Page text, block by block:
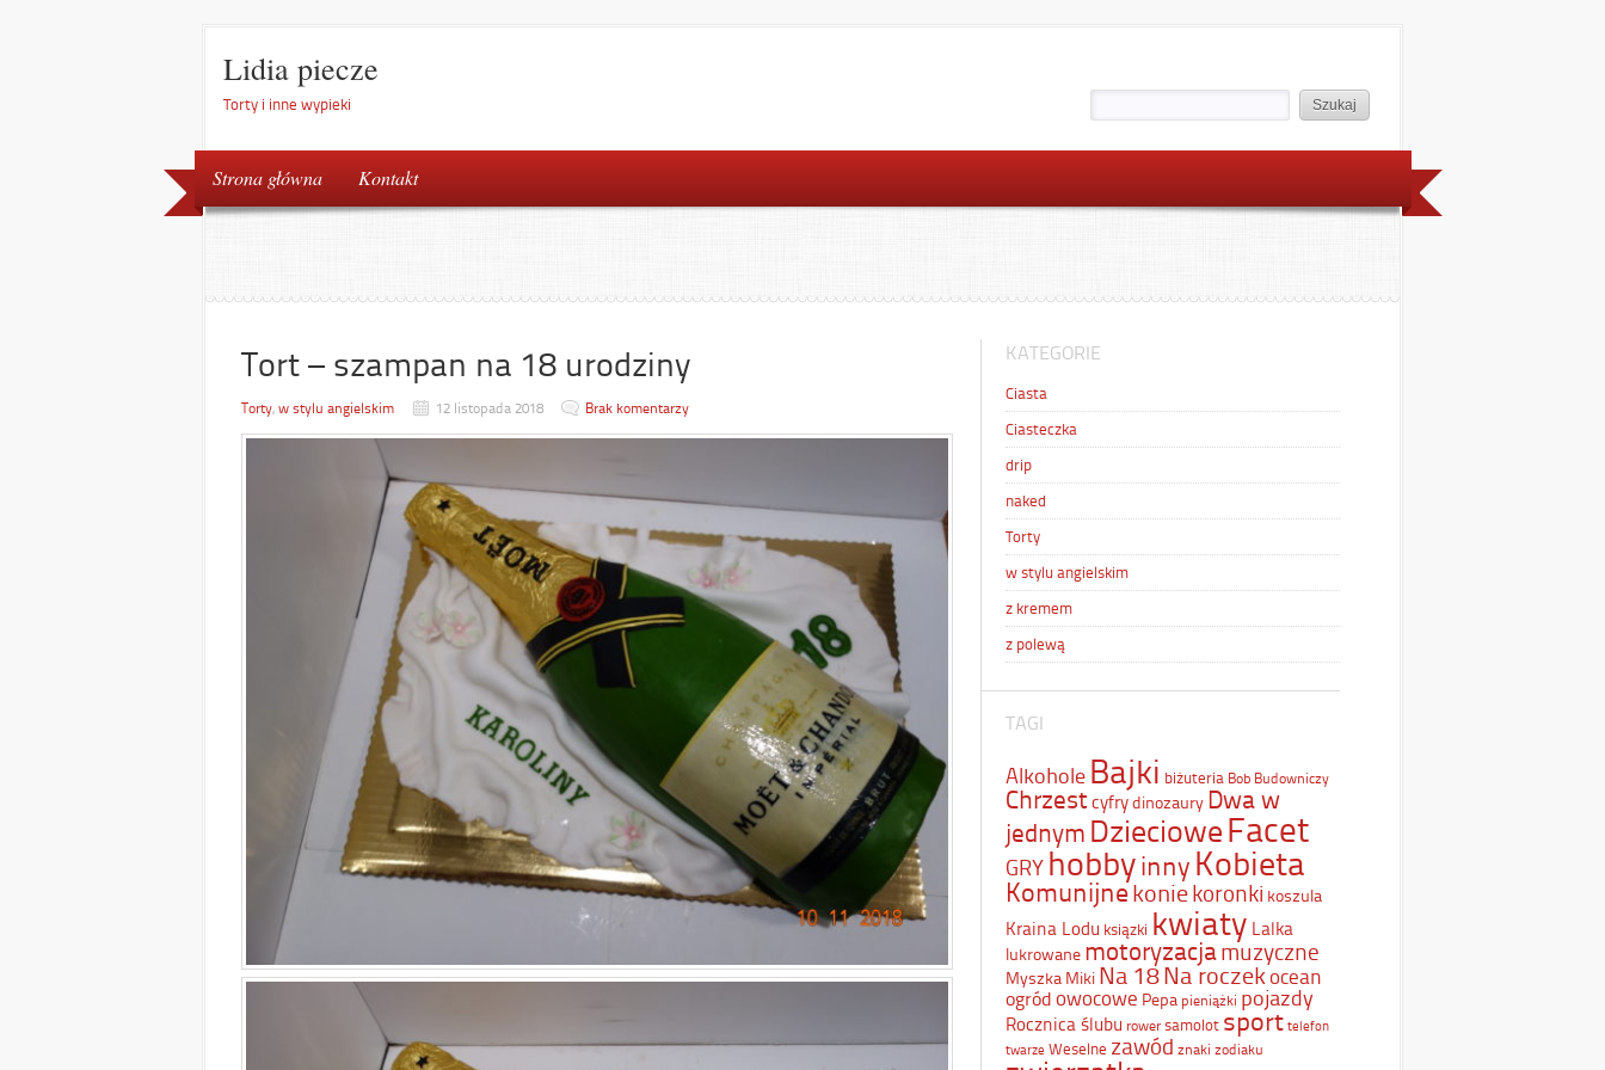
Lidia piecze
Torty i inne wypieki
Strona główna Kontakt
Tort – szampan na 18 urodziny
Torty, w stylu angielskim 12 listopada 2018 Brak komentarzy
KATEGORIE
Ciasta
Ciasteczka
drip
naked
Torty
w stylu angielskim
z kremem
z polewą
TAGI
Alkohole Bajki biżuteria Bob Budowniczy
Chrzest cyfrydinozaury Dwa w
jednym DziecioweFacet
GRY hobbyinny Kobieta
Komunijnekoniekoronki koszula
Kraina Lodu ksiązki kwiaty Lalka
lukrowane motoryzacjamuzyczne
Myszka Miki Na 18Na roczekocean
ogród owocowe Pepa pieniążki pojazdy
Rocznica ślubu rower samolot sport telefon
twarze Weselne zawód znaki zodiaku